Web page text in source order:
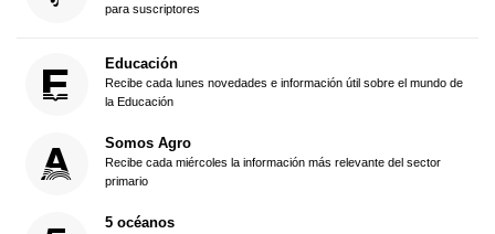
para suscriptores
Educación
Recibe cada lunes novedades e información útil sobre el mundo de
la Educación
Somos Agro
Recibe cada miércoles la información más relevante del sector
primario
5 océanos